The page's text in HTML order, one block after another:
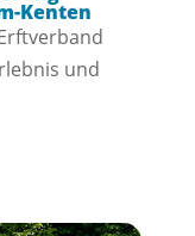
Kenten
und